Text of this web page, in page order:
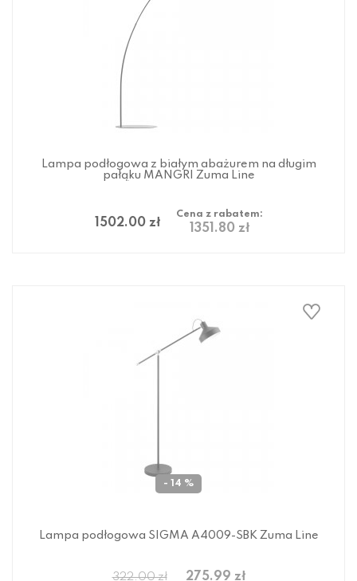
Lampa podłogowa z białym abażurem na długim
pałąku MANGRI Zuma Line
1502.00 zł
Cena z rabatem:
1351.80 zł
- 14 %
Lampa podłogowa SIGMA A4009-SBK Zuma Line
322.00 zł 275.99 zł